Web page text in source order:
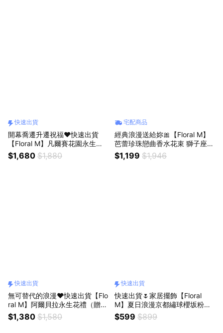
快速出貨
開幕喬遷升遷祝福❤️快速出貨
【Floral M】凡爾賽花園永生花
禮（贈送5ml香氛油）獅子座生
日禮物
$1,680 $1,880
宅配商品
經典浪漫送給妳🎀【Floral M】
芭蕾珍珠戀曲香水花束 獅子座生
日快樂 情人節花束
$1,199 $1,946
快速出貨
無可替代的浪漫❤️快速出貨【Flo
ral M】阿爾貝拉永生花禮（贈送
5ml香氛油）獅子座生日禮物 開
幕喬遷升遷花禮
$1,380 $1,580
快速出貨
快速出貨🌷家居擺飾【Floral
M】夏日浪漫京都繡球櫻坂粉仿
真花禮
$599 $899